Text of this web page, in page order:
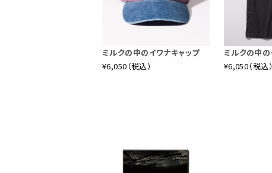
ミルクの中のイワナキャップ
¥6,050（税込）
ミルクの中
¥6,050（税込）